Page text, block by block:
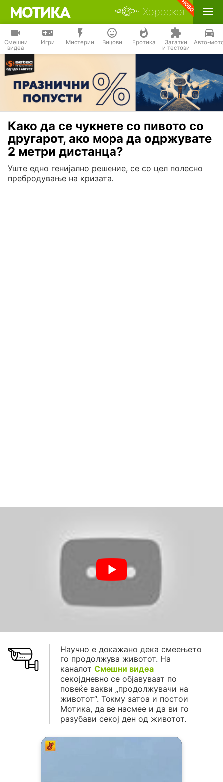
Хороскоп
Смешни
видеа
Игри Мистерии Вицови Еротика Загатки
и тестови
Авто-
Како да се чукнете со пивото со
другарот, ако мора да одржувате
2 метри дистанца?
Уште едно генијално решение, се со цел полесно
пребродување на кризата.
Научно е докажано дека смеењето
го продолжува животот. На
каналот Смешни видеа
секојдневно се објавуваат по
повеќе вакви „продолжувачи на
животот“. Токму затоа и постои
Мотика, да ве насмее и да ви го
разубави секој ден од животот.